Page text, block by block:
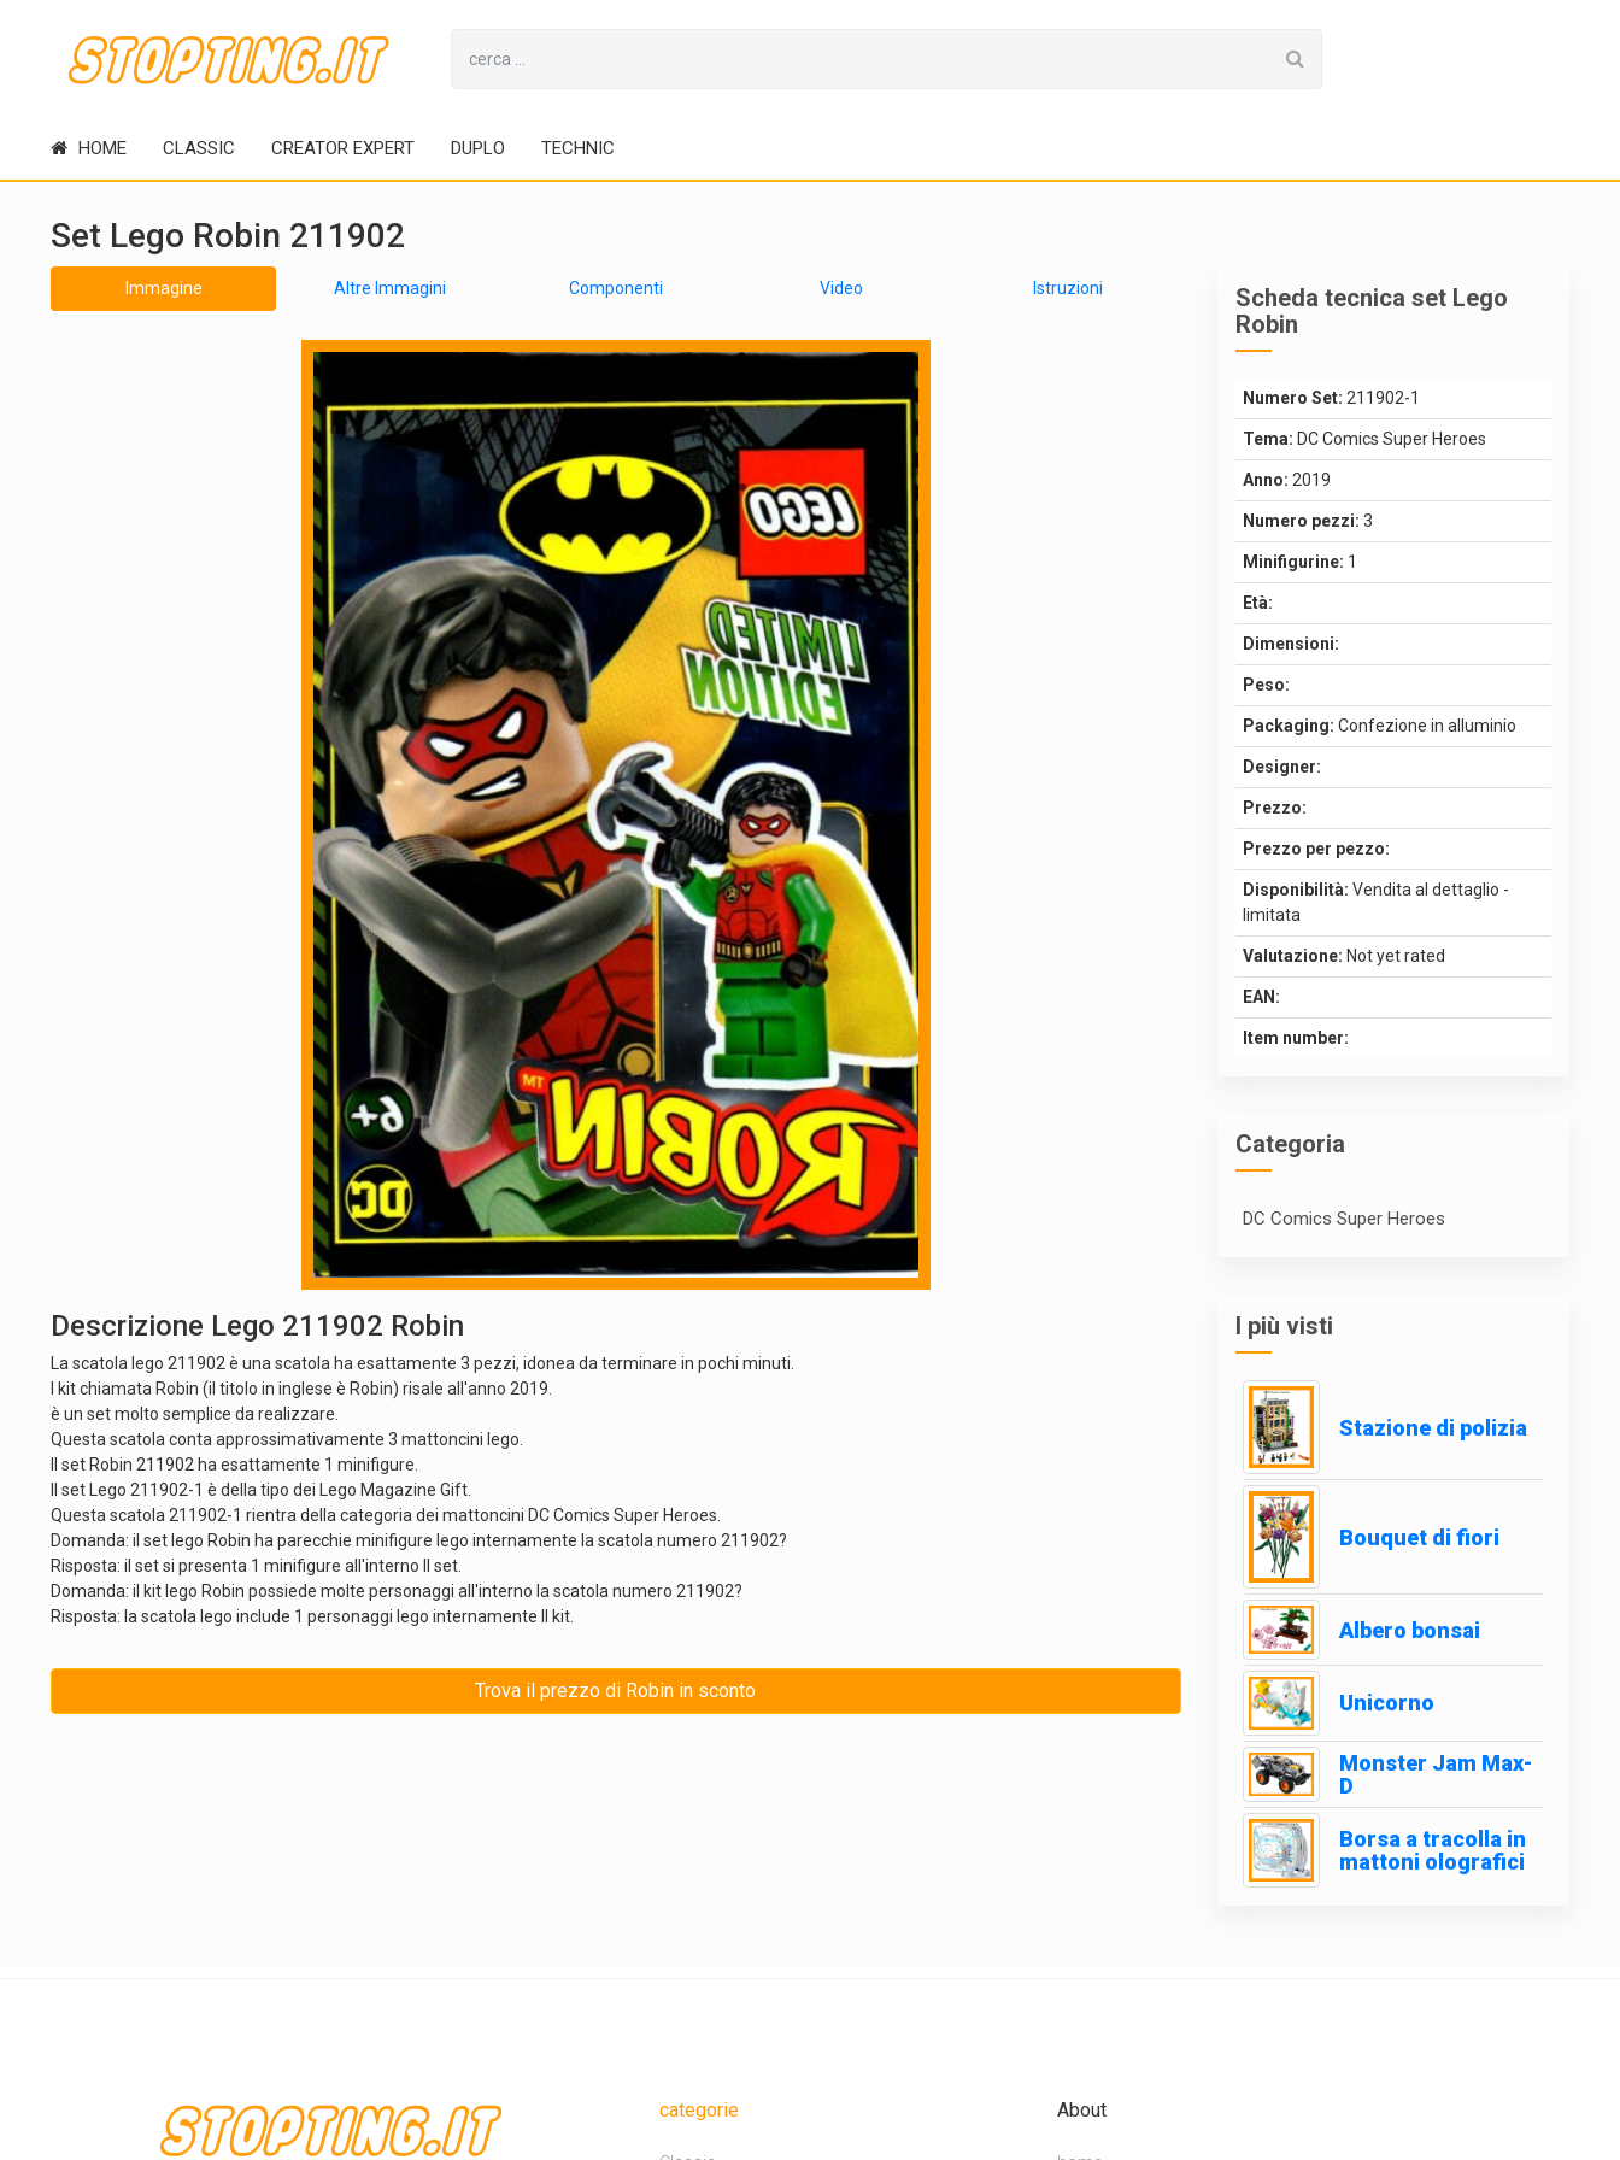
HOME CLASSIC CREATOR EXPERT DUPLO TECHNIC
Set Lego Robin 211902
Immagine Altre Immagini Componenti Video Istruzioni
Descrizione Lego 211902 Robin
La scatola lego 211902 è una scatola ha esattamente 3 pezzi, idonea da terminare in pochi minuti.
I kit chiamata Robin (il titolo in inglese è Robin) risale all'anno 2019.
è un set molto semplice da realizzare.
Questa scatola conta approssimativamente 3 mattoncini lego.
Il set Robin 211902 ha esattamente 1 minifigure.
Il set Lego 211902-1 è della tipo dei Lego Magazine Gift.
Questa scatola 211902-1 rientra della categoria dei mattoncini DC Comics Super Heroes.
Domanda: il set lego Robin ha parecchie minifigure lego internamente la scatola numero 211902?
Risposta: il set si presenta 1 minifigure all'interno Il set.
Domanda: il kit lego Robin possiede molte personaggi all'interno la scatola numero 211902?
Risposta: la scatola lego include 1 personaggi lego internamente Il kit.
Trova il prezzo di Robin in sconto
Scheda tecnica set Lego
Robin
Numero Set: 211902-1
Tema: DC Comics Super Heroes
Anno: 2019
Numero pezzi: 3
Minifigurine: 1
Età:
Dimensioni:
Peso:
Packaging: Confezione in alluminio
Designer:
Prezzo:
Prezzo per pezzo:
Disponibilità: Vendita al dettaglio -
limitata
Valutazione: Not yet rated
EAN:
Item number:
Categoria
DC Comics Super Heroes
I più visti
Stazione di polizia
Bouquet di fiori
Albero bonsai
Unicorno
Monster Jam Max-
D
Borsa a tracolla in
mattoni olografici
categorie About